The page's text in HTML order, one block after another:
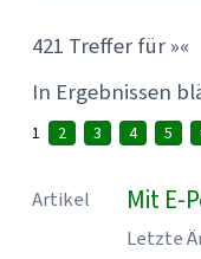
421 Treffer für »«
In Ergebnissen
1 2 3 4 5
Artikel Mit E-
Letzte